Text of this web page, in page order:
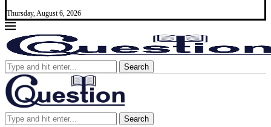
Thursday, August 6, 2026
Search
Search